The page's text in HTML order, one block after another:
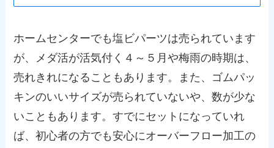
ホームセンターでも塩ビパーツは売られています
が、メダ活が活気付く４～５月や梅雨の時期は、
売れきれになることもあります。また、ゴムパッ
キンのいいサイズが売られていないや、数が少な
いこともあります。すでにセットになっていれ
ば、初心者の方でも安心にオーバーフロー加工の